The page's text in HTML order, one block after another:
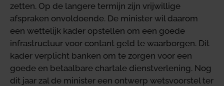
zetten. Op de langere termijn zijn vrijwillige
afspraken onvoldoende. De minister wil daarom
een wettelijk kader opstellen om een goede
infrastructuur voor contant geld te waarborgen. Dit
kader verplicht banken om te zorgen voor een
goede en betaalbare chartale dienstverlening. Nog
dit jaar zal de minister een ontwerp wetsvoorstel ter